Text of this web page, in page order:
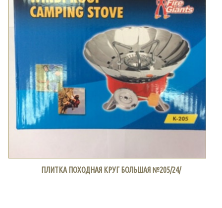
ПЛИТКА ПОХОДНАЯ КРУГ БОЛЬШАЯ №205/24/